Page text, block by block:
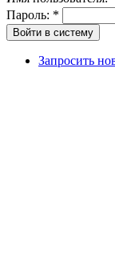
Пароль: *
Запросить